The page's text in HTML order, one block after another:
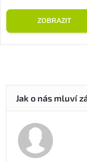
ZOBRAZIT